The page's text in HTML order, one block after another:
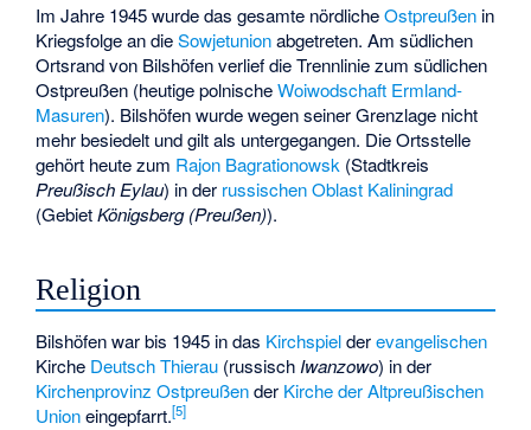
Im Jahre 1945 wurde das gesamte nördlicheOstpreußen in
Kriegsfolge an dieSowjetunionabgetreten. Am südlichen
Ortsrand von Bilshöfen verlief die Trennlinie zum südlichen
Ostpreußen (heutige polnischeWoiwodschaft Ermland-
Masuren). Bilshöfen wurde wegen seiner Grenzlage nicht
mehr besiedelt und gilt als untergegangen. Die Ortsstelle
gehört heute zum Rajon Bagrationowsk (Stadtkreis
Preußisch Eylau) in der russischen Oblast Kaliningrad
(GebietKönigsberg (Preußen)).
Religion
Bilshöfen war bis 1945 in das Kirchspielderevangelischen
Kirche Deutsch Thierau (russisch Iwanzowo) in der
Kirchenprovinz Ostpreußender Kirche der Altpreußischen
Unioneingepfarrt.[5]